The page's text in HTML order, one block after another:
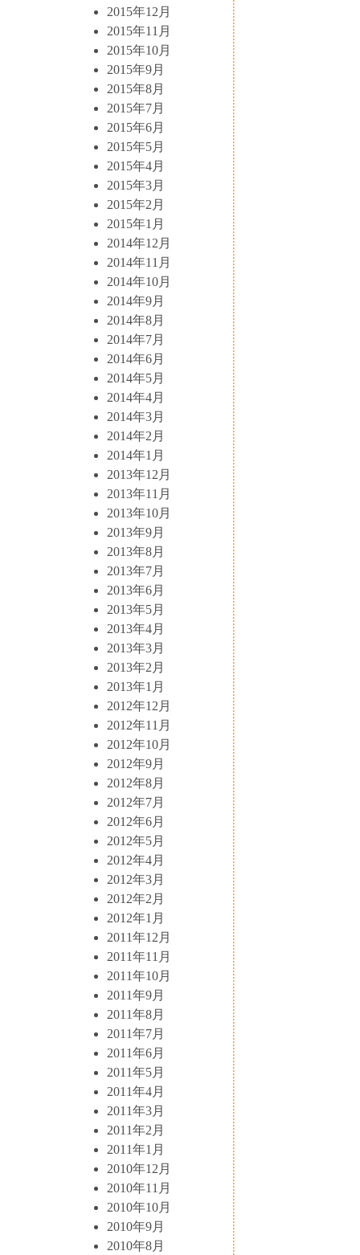
2015年12月
2015年11月
2015年10月
2015年9月
2015年8月
2015年7月
2015年6月
2015年5月
2015年4月
2015年3月
2015年2月
2015年1月
2014年12月
2014年11月
2014年10月
2014年9月
2014年8月
2014年7月
2014年6月
2014年5月
2014年4月
2014年3月
2014年2月
2014年1月
2013年12月
2013年11月
2013年10月
2013年9月
2013年8月
2013年7月
2013年6月
2013年5月
2013年4月
2013年3月
2013年2月
2013年1月
2012年12月
2012年11月
2012年10月
2012年9月
2012年8月
2012年7月
2012年6月
2012年5月
2012年4月
2012年3月
2012年2月
2012年1月
2011年12月
2011年11月
2011年10月
2011年9月
2011年8月
2011年7月
2011年6月
2011年5月
2011年4月
2011年3月
2011年2月
2011年1月
2010年12月
2010年11月
2010年10月
2010年9月
2010年8月